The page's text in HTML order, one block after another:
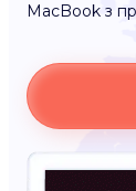
MacBook з